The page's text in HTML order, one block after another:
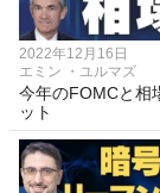
2022年12月16日
エミン ・ユルマズ
今年のFOMCと相
ット